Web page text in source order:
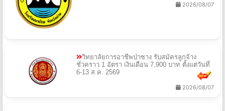
2026/08/07
วิทยาลัยการอาชีพป่าซาง รับสมัครลูกจ้าง
ชั่วคราว 1 อัตรา เงินเดือน 7,900 บาท ตั้งแต่วันที่
6-13 ส.ค. 2569
2026/08/07